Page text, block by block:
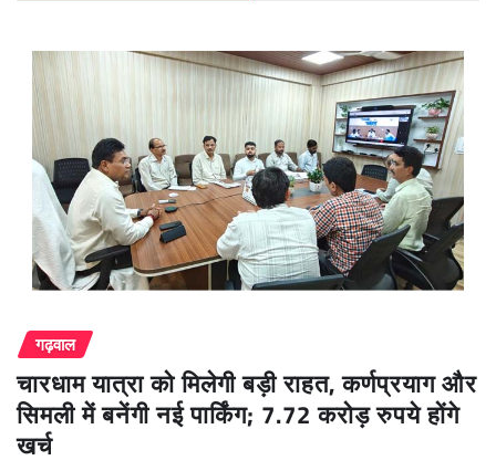
गढ़वाल
चारधाम यात्रा को मिलेगी बड़ी राहत, कर्णप्रयाग और
सिमली में बनेंगी नई पार्किंग; 7.72 करोड़ रुपये होंगे
खर्च